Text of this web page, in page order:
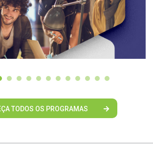
TODOS OS PROGRAMAS